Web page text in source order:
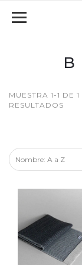
MUESTRA 1-1 DE 1
RESULTADOS